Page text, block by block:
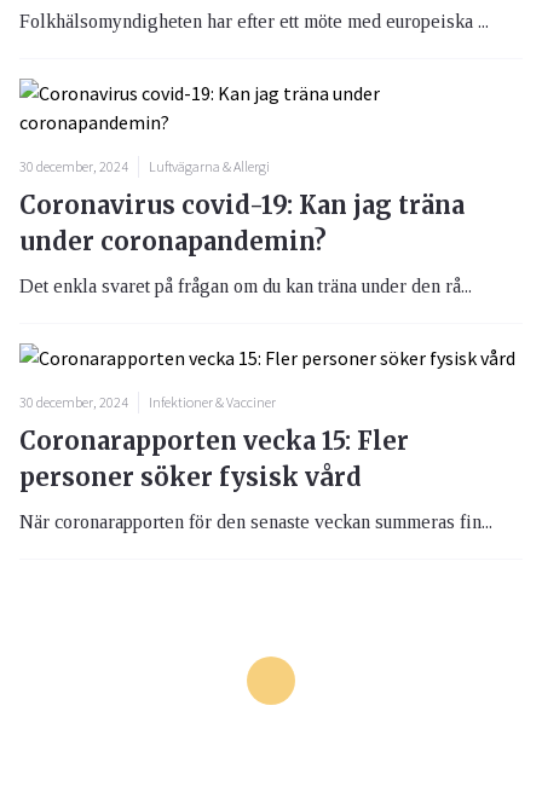
Folkhälsomyndigheten har efter ett möte med europeiska ...
30 december, 2024 Luftvägarna & Allergi
Coronavirus covid-19: Kan jag träna
under coronapandemin?
Det enkla svaret på frågan om du kan träna under den rå...
30 december, 2024 Infektioner & Vacciner
Coronarapporten vecka 15: Fler
personer söker fysisk vård
När coronarapporten för den senaste veckan summeras fin...